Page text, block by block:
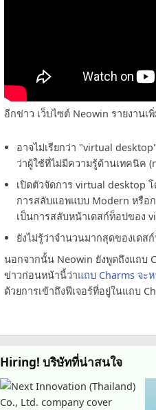
อีกข่าว เว็บไซต์ Neowin รายงานเ
อาจไม่เรียกว่า "virtual
ว่าผู้ใช้ที่ไม่มีความรู้ด้านเทคนิค
เปิดตัวจัดการ virtual desktop
การสลับแอพแบบ Modern หรือ
เป็นการสลับหน้าเดสก์ท็อปของ
ยังไม่รู้ว่าจำนวนมากสุดของเดส
นอกจากนั้น Neowin ยังพูดถึงแถบ
ข่าวก่อนหน้านี้ว่าแถบ Charms จะ
ด้วยการเข้าถึงฟีเจอร์ที่อยู่ในแถบ
Hiring! บริษัทที่น่าสนใจ